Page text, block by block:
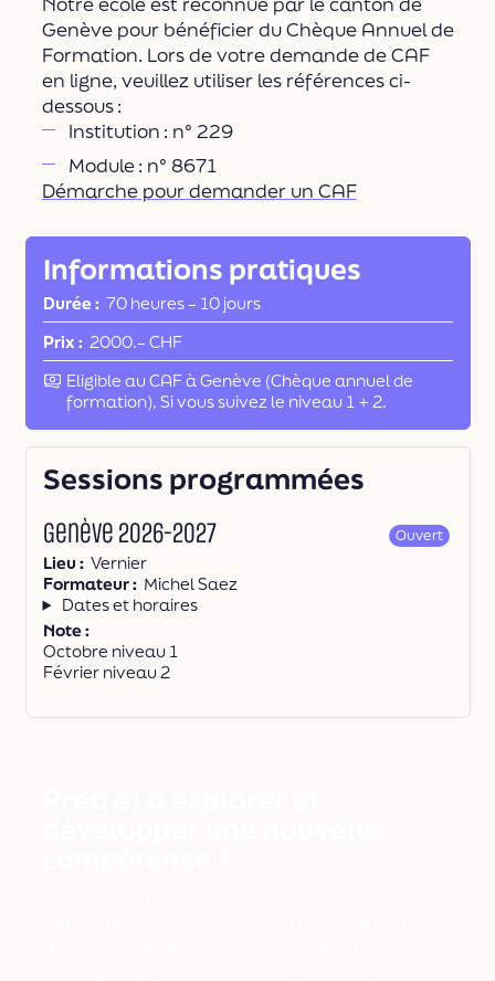
Genève pour bénéficier du Chèque Annuel de
Formation. Lors de votre demande de CAF
en ligne, veuillez utiliser les références ci-
dessous :
Institution : n° 229
Module : n° 8671
Démarche pour demander un CAF
Informations pratiques
Durée 70 heures– 10 jours
Prix
2000.– CHF
Financement
Eligible au CAF à Genève (Chèque annuel de
formation), Si vous suivez le niveau 1 + 2.
Sessions programmées
Genève 2026-2027 Ouvert
Lieu
Vernier
Formateur
Michel Saez
Dates et horaires
Note
Octobre niveau 1
Février niveau 2